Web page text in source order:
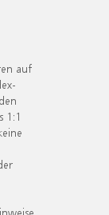
auf
1:1